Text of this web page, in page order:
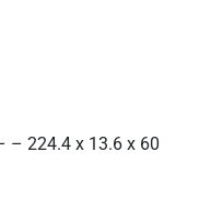
– 224.4 x 13.6 x 60